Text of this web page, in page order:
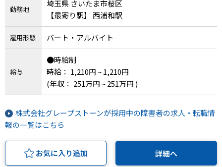
勤務地
埼玉県 さいたま市桜区
【最寄り駅】 西浦和駅
雇用形態 パート・アルバイト
給与
●時給制
時給： 1,210円 ~ 1,210円
(年収： 251万円 ~ 251万円 )
株式会社グレープストーンが採用中の障害者の求人・転職情
報の一覧はこちら
お気に入り追加 詳細へ